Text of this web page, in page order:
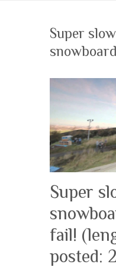
Super
Super
fail!
posted: